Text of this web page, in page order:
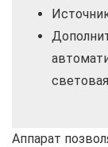
Аппарат